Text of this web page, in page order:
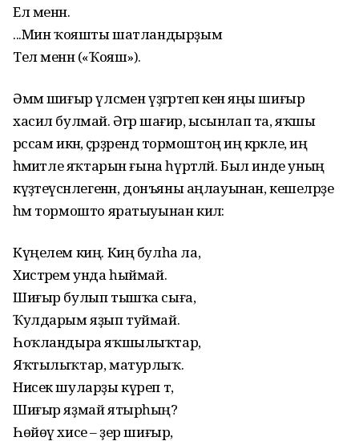
Ел менән.
...Мин ҡояшты шатландырҙым
Тел менән («Ҡояш»).
Әммә шиғыр үлсәмен үҙгәртеп кенә яңы шиғыр
хасил булмай. Әгәр шағир, ысынлап та, яҡшы
рәссам икән, әҫәрҙәрендә тормоштоң иң кәрәкле, иң
әһәмиәтле яҡтарын ғына һүрәтләй. Был инде уның
күҙәтеүсәнлегенән, донъяны аңлауынан, кешеләрҙе
һәм тормошто яратыуынан килә:
Күңелем киң. Киң булһа ла,
Хистәрем унда һыймай.
Шиғыр булып тышҡа сыға,
Ҡулдарым яҙып туймай.
Һоҡландыра яҡшылыҡтар,
Яҡтылыҡтар, матурлыҡ.
Нисек шуларҙы күреп тә,
Шиғыр яҙмай ятырһың?
Һөйөү хисе – әҙер шиғыр,